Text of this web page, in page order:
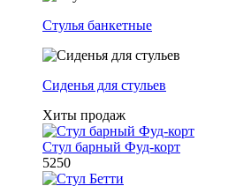
Стулья банкетные
Сиденья для стульев
Хиты продаж
Стул барный Фуд-корт
5250